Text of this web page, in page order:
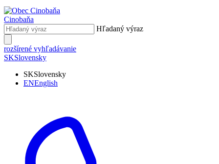
Cinobaňa
Hľadaný výraz
rozšírené vyhľadávanie
SKSlovensky
SKSlovensky
ENEnglish